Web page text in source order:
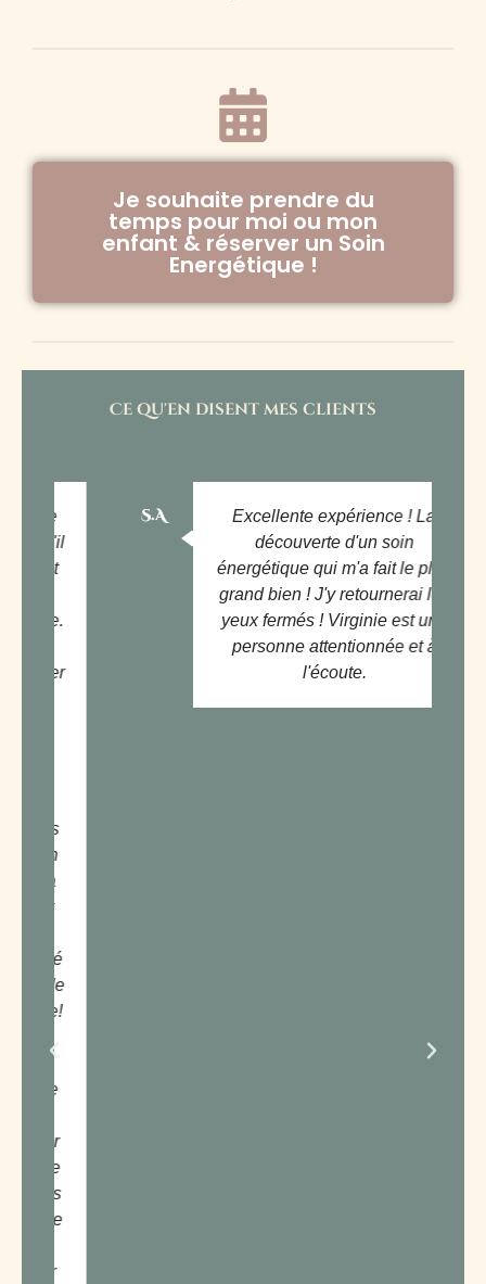
Je souhaite prendre du
temps pour moi ou mon
enfant & réserver un Soin
Energétique !
Ce qu'en disent mes clients
Excellente expérience ! La
découverte d'un soin
énergétique qui m'a fait le plus
grand bien ! J'y retournerai les
yeux fermés ! Virginie est une
personne attentionnée et à